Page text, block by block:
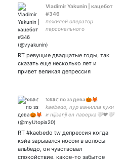
Vladimir Yakunin | кацебот
#346
пожилой оператор
персонального
RT ревущие двадцатые годы, так
сказать еще несколько лет и
привет великая депрессия
𝕩𝕠𝕒𝕔 по зз дева🎃🦊
kaebedo, пур ванилла куки
и nijisanji en лаверка🤍❤🤍
RT #kaebedo tw депрессия когда
кэйа зарывался носом в волосы
альбедо, он чувствовал
спокойствие. какое-то забытое